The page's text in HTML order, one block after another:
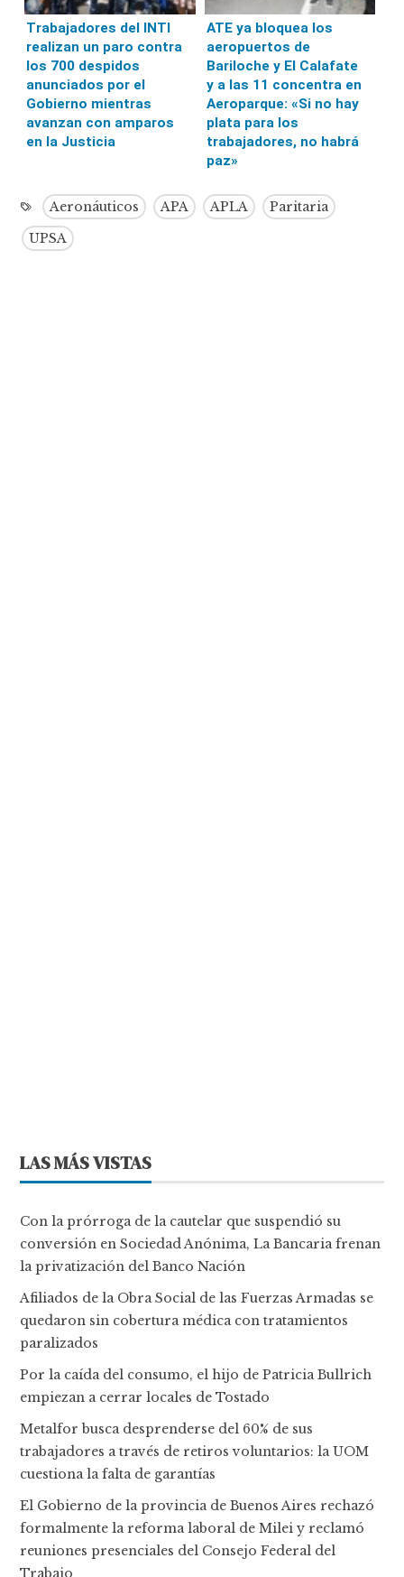
Trabajadores del INTI
realizan un paro contra
los 700 despidos
anunciados por el
Gobierno mientras
avanzan con amparos
en la Justicia
ATE ya bloquea los
aeropuertos de
Bariloche y El Calafate
y a las 11 concentra en
Aeroparque: «Si no hay
plata para los
trabajadores, no habrá
paz»
Aeronáuticos APA APLA
Paritaria
UPSA
LAS MÁS VISTAS
Con la prórroga de la cautelar que suspendió su
conversión en Sociedad Anónima, La Bancaria frenan
la privatización del Banco Nación
Afiliados de la Obra Social de las Fuerzas Armadas se
quedaron sin cobertura médica con tratamientos
paralizados
Por la caída del consumo, el hijo de Patricia Bullrich
empiezan a cerrar locales de Tostado
Metalfor busca desprenderse del 60% de sus
trabajadores a través de retiros voluntarios: la UOM
cuestiona la falta de garantías
El Gobierno de la provincia de Buenos Aires rechazó
formalmente la reforma laboral de Milei y reclamó
reuniones presenciales del Consejo Federal del
Trabajo